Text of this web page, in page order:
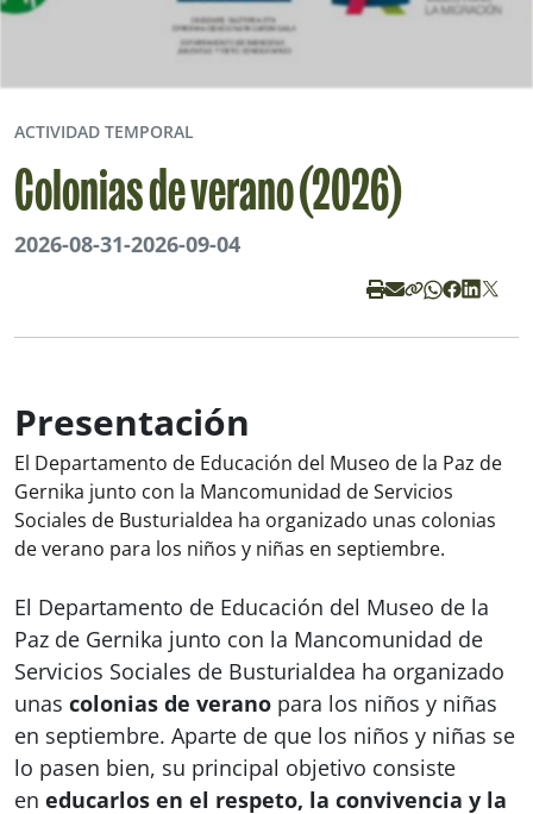
ACTIVIDAD TEMPORAL
Colonias de verano (2026)
2026-08-31-2026-09-04
Presentación
El Departamento de Educación del Museo de la Paz de
Gernika junto con la Mancomunidad de Servicios
Sociales de Busturialdea ha organizado unas colonias
de verano para los niños y niñas en septiembre.
El Departamento de Educación del Museo de la
Paz de Gernika junto con la Mancomunidad de
Servicios Sociales de Busturialdea ha organizado
unas colonias de verano para los niños y niñas
en septiembre. Aparte de que los niños y niñas se
lo pasen bien, su principal objetivo consiste
en educarlos en el respeto, la convivencia y la